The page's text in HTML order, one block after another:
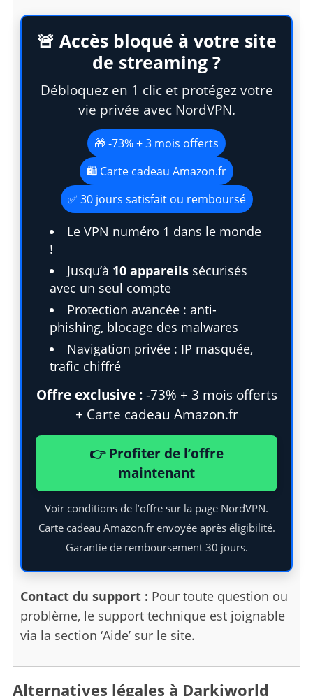
🚨 Accès bloqué à votre site
de streaming ?
Débloquez en 1 clic et protégez votre
vie privée avec NordVPN.
🎁 -73% + 3 mois offerts
🛍️ Carte cadeau Amazon.fr
✅ 30 jours satisfait ou remboursé
Le VPN numéro 1 dans le monde
!
Jusqu’à 10 appareilssécurisés
avec un seul compte
Protection avancée : anti-
phishing, blocage des malwares
Navigation privée : IP masquée,
trafic chiffré
Offre exclusive :-73% + 3 mois offerts
+ Carte cadeau Amazon.fr
👉 Profiter de l’offre
maintenant
Voir conditions de l’offre sur la page NordVPN.
Carte cadeau Amazon.fr envoyée après éligibilité.
Garantie de remboursement 30 jours.
Contact du support : Pour toute question ou
problème, le support technique est joignable
via la section ‘Aide’ sur le site.
Alternatives légales à Darkiworld
a